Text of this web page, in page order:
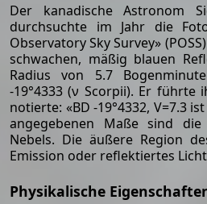
Der kanadische Astronom
durchsuchte im Jahr die
Observatory Sky Survey»
schwachen, mäßig blauen
Radius von 5.7
-19°4333 (ν Scorpii). Er führte
notierte: «BD -19°4332, V=7.3
angegebenen Maße sind
Nebels. Die äußere Region
Emission oder reflektiertes
Physikalische